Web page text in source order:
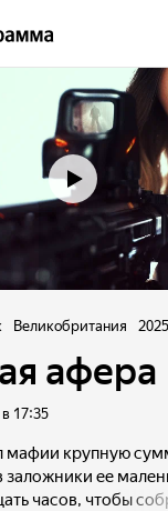
Великобритания 2025
афера
17:35
мафии крупную
заложники ее
часов, чтобы